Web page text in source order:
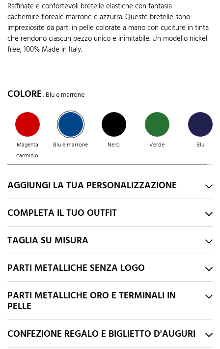
Raffinate e confortevoli bretelle elastiche con fantasia
cachemire floreale marrone e azzurra. Queste bretelle sono
impreziosite da parti in pelle colorate a mano con cuciture in tinta
che rendono ciascun pezzo unico e inimitabile. Un modello nickel
free, 100% Made in Italy.
COLORE: Blu e marrone
Magenta
carminio
Blu e marrone Nero Verde Blu
AGGIUNGI LA TUA PERSONALIZZAZIONE
COMPLETA IL TUO OUTFIT
TAGLIA SU MISURA
PARTI METALLICHE SENZA LOGO
PARTI METALLICHE ORO E TERMINALI IN
PELLE
CONFEZIONE REGALO E BIGLIETTO D'AUGURI